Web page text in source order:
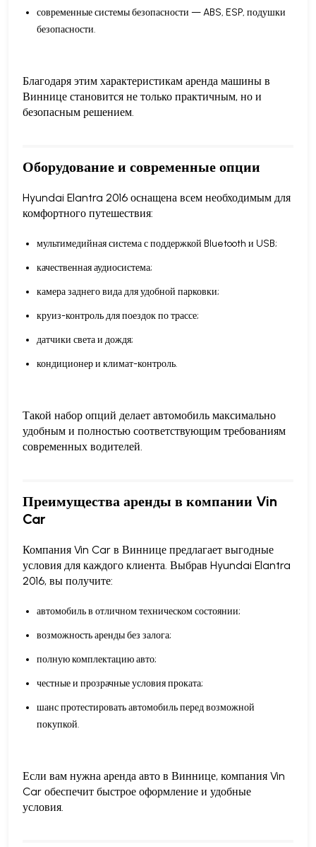
современные системы безопасности — ABS, ESP, подушки
безопасности.
Благодаря этим характеристикам аренда машины в
Виннице становится не только практичным, но и
безопасным решением.
Оборудование и современные опции
Hyundai Elantra 2016 оснащена всем необходимым для
комфортного путешествия:
мультимедийная система с поддержкой Bluetooth и USB;
качественная аудиосистема;
камера заднего вида для удобной парковки;
круиз-контроль для поездок по трассе;
датчики света и дождя;
кондиционер и климат-контроль.
Такой набор опций делает автомобиль максимально
удобным и полностью соответствующим требованиям
современных водителей.
Преимущества аренды в компании Vin
Car
Компания Vin Car в Виннице предлагает выгодные
условия для каждого клиента. Выбрав Hyundai Elantra
2016, вы получите:
автомобиль в отличном техническом состоянии;
возможность аренды без залога;
полную комплектацию авто;
честные и прозрачные условия проката;
шанс протестировать автомобиль перед возможной
покупкой.
Если вам нужна аренда авто в Виннице, компания Vin
Car обеспечит быстрое оформление и удобные
условия.